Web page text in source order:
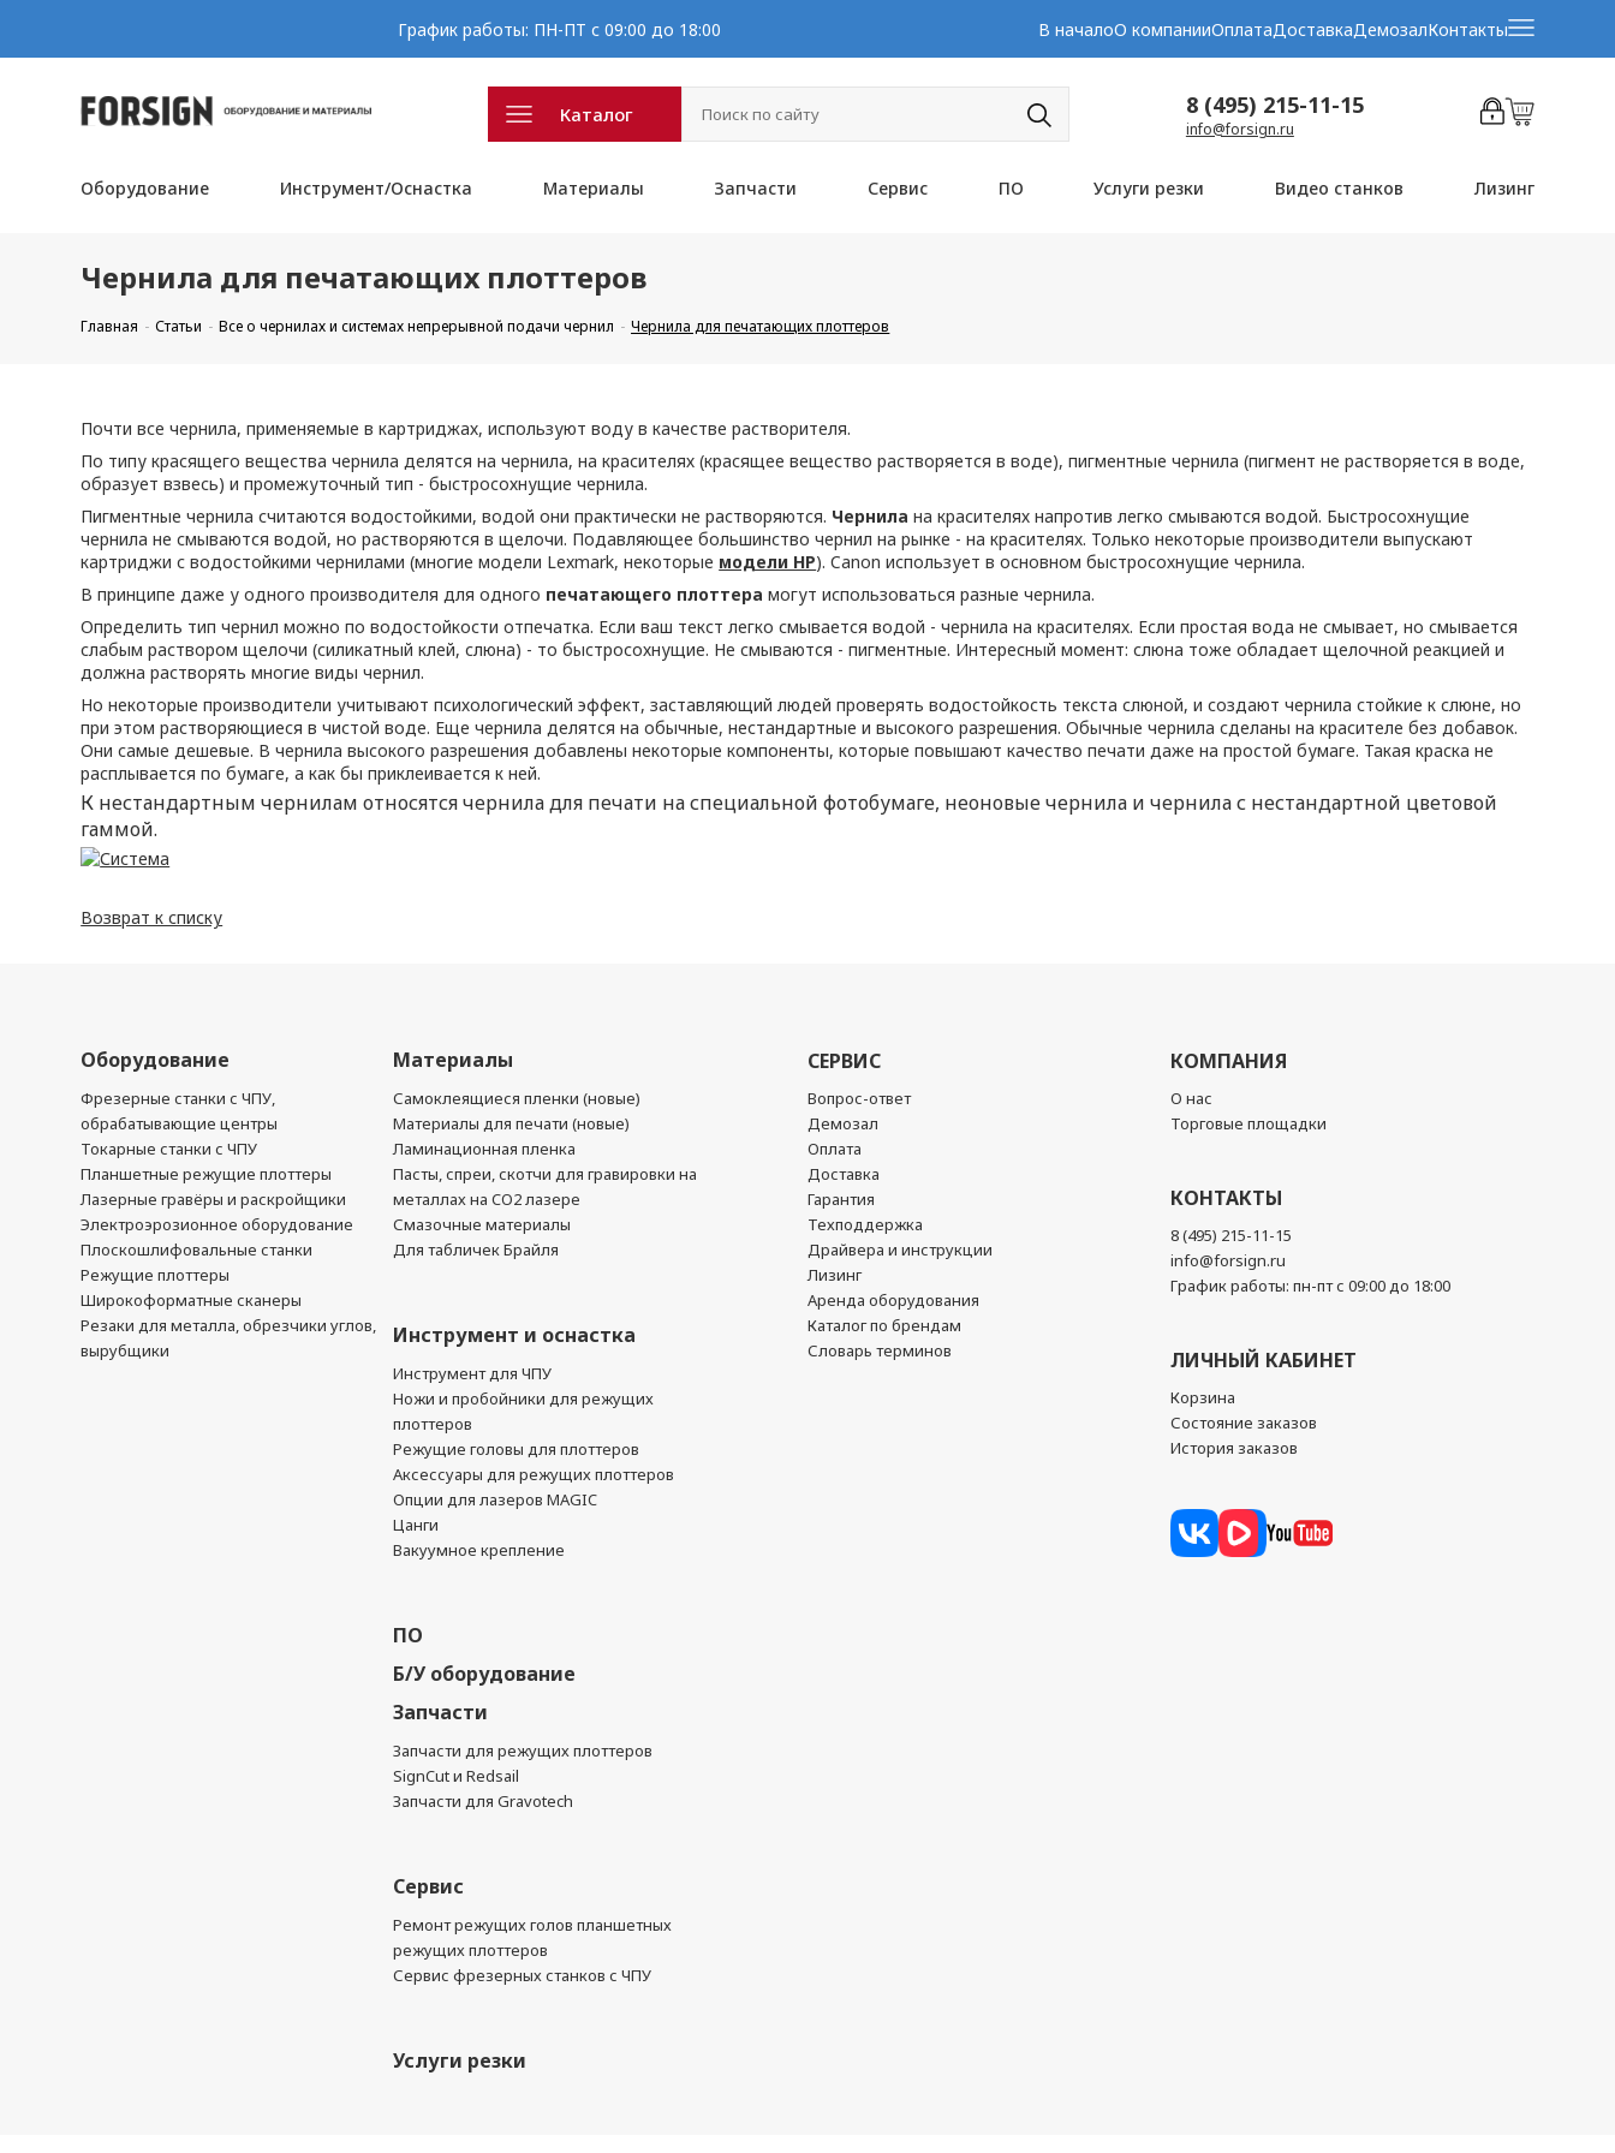
График работы: ПН-ПТ с 09:00 до 18:00 В началоО компанииОплатаДоставкаДемозалКонтакты
Каталог 8 (495) 215-11-15
info@forsign.ru
Оборудование Инструмент/Оснастка Материалы Запчасти Сервис ПО Услуги резки Видео станков Лизинг
Чернила для печатающих плоттеров
Главная Статьи Все о чернилах и системах непрерывной подачи чернил Чернила для печатающих плоттеров
Почти все чернила, применяемые в картриджах, используют воду в качестве растворителя.
По типу красящего вещества чернила делятся на чернила, на красителях (красящее вещество растворяется в воде), пигментные чернила (пигмент не растворяется в воде,
образует взвесь) и промежуточный тип - быстросохнущие чернила.
Пигментные чернила считаются водостойкими, водой они практически не растворяются. Чернила на красителях напротив легко смываются водой. Быстросохнущие
чернила не смываются водой, но растворяются в щелочи. Подавляющее большинство чернил на рынке - на красителях. Только некоторые производители выпускают
картриджи с водостойкими чернилами (многие модели Lexmark, некоторые модели HP). Canon использует в основном быстросохнущие чернила.
В принципе даже у одного производителя для одного печатающего плоттера могут использоваться разные чернила.
Определить тип чернил можно по водостойкости отпечатка. Если ваш текст легко смывается водой - чернила на красителях. Если простая вода не смывает, но смывается
слабым раствором щелочи (силикатный клей, слюна) - то быстросохнущие. Не смываются - пигментные. Интересный момент: слюна тоже обладает щелочной реакцией и
должна растворять многие виды чернил.
Но некоторые производители учитывают психологический эффект, заставляющий людей проверять водостойкость текста слюной, и создают чернила стойкие к слюне, но
при этом растворяющиеся в чистой воде. Еще чернила делятся на обычные, нестандартные и высокого разрешения. Обычные чернила сделаны на красителе без добавок.
Они самые дешевые. В чернила высокого разрешения добавлены некоторые компоненты, которые повышают качество печати даже на простой бумаге. Такая краска не
расплывается по бумаге, а как бы приклеивается к ней.
К нестандартным чернилам относятся чернила для печати на специальной фотобумаге, неоновые чернила и чернила с нестандартной цветовой
гаммой.
Возврат к списку
Оборудование
Фрезерные станки с ЧПУ,
обрабатывающие центры
Токарные станки с ЧПУ
Планшетные режущие плоттеры
Лазерные гравёры и раскройщики
Электроэрозионное оборудование
Плоскошлифовальные станки
Режущие плоттеры
Широкоформатные сканеры
Резаки для металла, обрезчики углов,
вырубщики
Материалы
Самоклеящиеся пленки (новые)
Материалы для печати (новые)
Ламинационная пленка
Пасты, спреи, скотчи для гравировки на
металлах на CO2 лазере
Смазочные материалы
Для табличек Брайля
Инструмент и оснастка
Инструмент для ЧПУ
Ножи и пробойники для режущих
плоттеров
Режущие головы для плоттеров
Аксессуары для режущих плоттеров
Опции для лазеров MAGIC
Цанги
Вакуумное крепление
ПО
Б/У оборудование
Запчасти
Запчасти для режущих плоттеров
SignCut и Redsail
Запчасти для Gravotech
Сервис
Ремонт режущих голов планшетных
режущих плоттеров
Сервис фрезерных станков с ЧПУ
Услуги резки
СЕРВИС
Вопрос-ответ
Демозал
Оплата
Доставка
Гарантия
Техподдержка
Драйвера и инструкции
Лизинг
Аренда оборудования
Каталог по брендам
Словарь терминов
КОМПАНИЯ
О нас
Торговые площадки
КОНТАКТЫ
8 (495) 215-11-15
info@forsign.ru
График работы: пн-пт с 09:00 до 18:00
ЛИЧНЫЙ КАБИНЕТ
Корзина
Состояние заказов
История заказов